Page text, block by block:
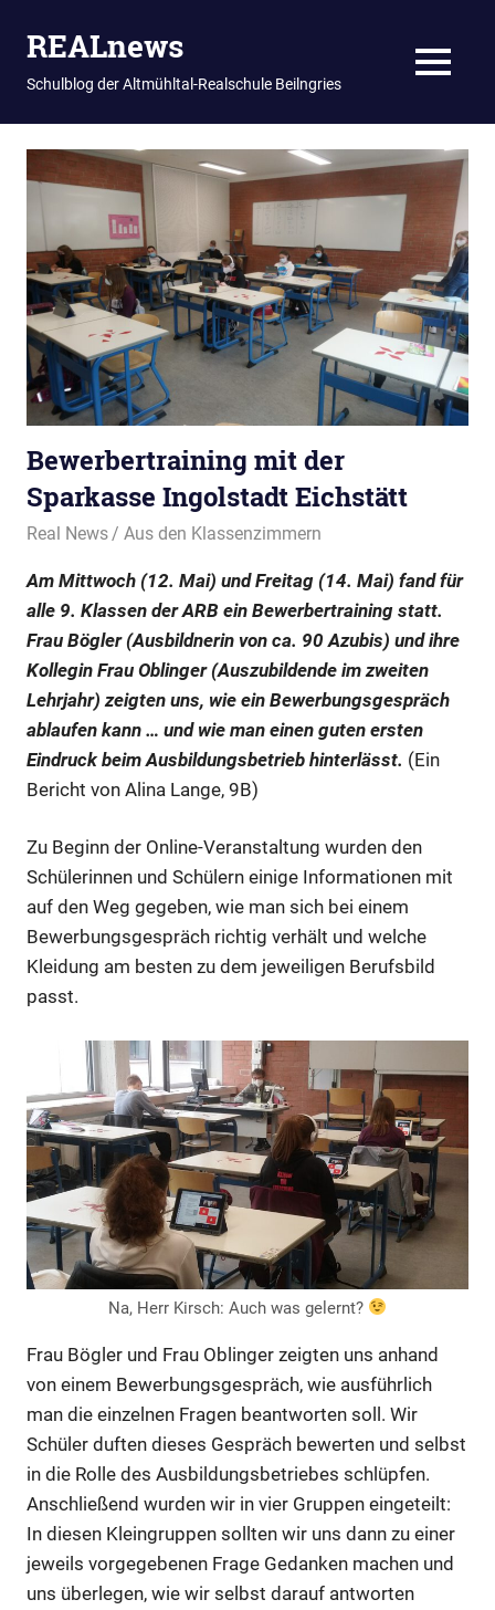
springen
REALnews
Schulblog der Altmühltal-Realschule Beilngries MENU
Bewerbertraining mit der
Sparkasse Ingolstadt Eichstätt
13. Mai 2021
Real News Aus den Klassenzimmern
Am Mittwoch (12. Mai) und Freitag (14. Mai) fand für
alle 9. Klassen der ARB ein Bewerbertraining statt.
Frau Bögler (Ausbildnerin von ca. 90 Azubis) und ihre
Kollegin Frau Oblinger (Auszubildende im zweiten
Lehrjahr) zeigten uns, wie ein Bewerbungsgespräch
ablaufen kann … und wie man einen guten ersten
Eindruck beim Ausbildungsbetrieb hinterlässt. (Ein
Bericht von Alina Lange, 9B)
Zu Beginn der Online-Veranstaltung wurden den
Schülerinnen und Schülern einige Informationen mit
auf den Weg gegeben, wie man sich bei einem
Bewerbungsgespräch richtig verhält und welche
Kleidung am besten zu dem jeweiligen Berufsbild
passt.
Na, Herr Kirsch: Auch was gelernt?
Frau Bögler und Frau Oblinger zeigten uns anhand
von einem Bewerbungsgespräch, wie ausführlich
man die einzelnen Fragen beantworten soll. Wir
Schüler duften dieses Gespräch bewerten und selbst
in die Rolle des Ausbildungsbetriebes schlüpfen.
Anschließend wurden wir in vier Gruppen eingeteilt:
In diesen Kleingruppen sollten wir uns dann zu einer
jeweils vorgegebenen Frage Gedanken machen und
uns überlegen, wie wir selbst darauf antworten